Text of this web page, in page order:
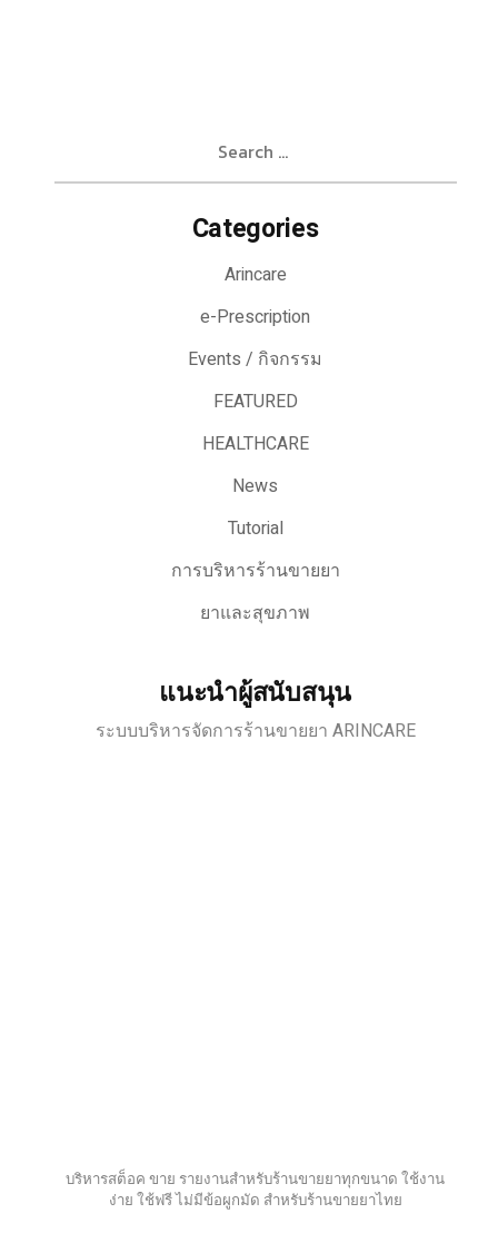
Categories
Arincare
e-Prescription
Events / กิจกรรม
FEATURED
HEALTHCARE
News
Tutorial
การบริหารร้านขายยา
ยาและสุขภาพ
แนะนำผู้สนับสนุน
ระบบบริหารจัดการร้านขายยา ARINCARE
บริหารสต็อค ขาย รายงานสำหรับร้านขายยาทุกขนาด ใช้งาน
ง่าย ใช้ฟรี ไม่มีข้อผูกมัด สำหรับร้านขายยาไทย